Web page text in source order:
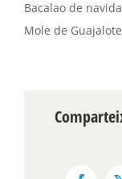
Bacalao de
Mole de Guajalote